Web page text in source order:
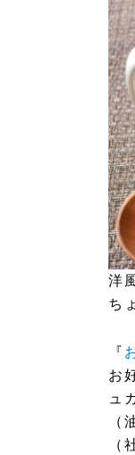
洋
ち
『
お
ュ